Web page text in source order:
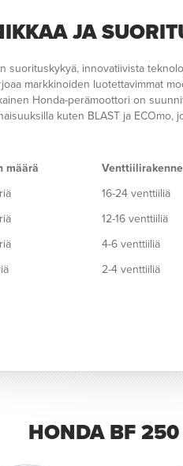
JA
innovatiivista
markkinoiden luotettavimmat
Honda-perämoottori on
kuten BLAST ja
määrä Venttiilirakenne
16-24 venttiiliä
12-16 venttiiliä
4-6 venttiiliä
2-4 venttiiliä
HONDA BF